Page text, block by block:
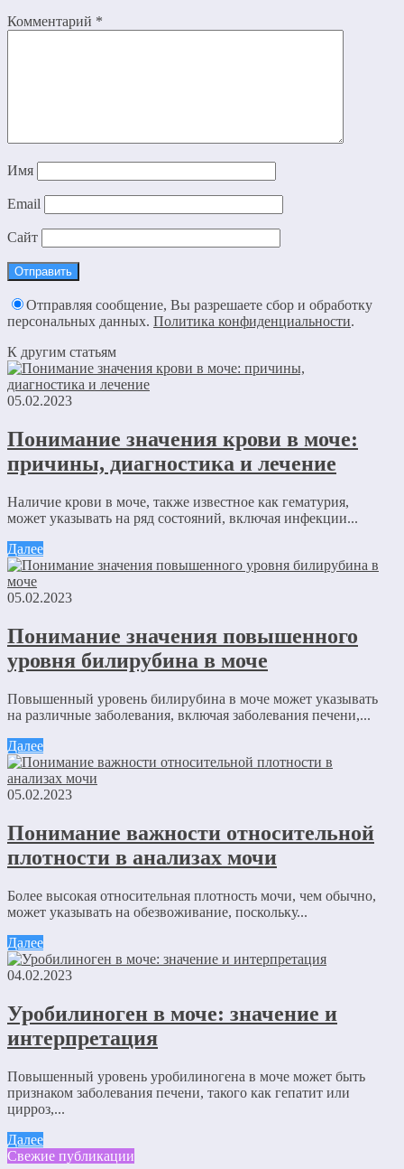
Комментарий *
Имя
Email
Сайт
Отправляя сообщение, Вы разрешаете сбор и обработку
персональных данных. Политика конфиденциальности.
К другим статьям
05.02.2023
Понимание значения крови в моче:
причины, диагностика и лечение
Наличие крови в моче, также известное как гематурия,
может указывать на ряд состояний, включая инфекции...
Далее
05.02.2023
Понимание значения повышенного
уровня билирубина в моче
Повышенный уровень билирубина в моче может указывать
на различные заболевания, включая заболевания печени,...
Далее
05.02.2023
Понимание важности относительной
плотности в анализах мочи
Более высокая относительная плотность мочи, чем обычно,
может указывать на обезвоживание, поскольку...
Далее
04.02.2023
Уробилиноген в моче: значение и
интерпретация
Повышенный уровень уробилиногена в моче может быть
признаком заболевания печени, такого как гепатит или
цирроз,...
Далее
Свежие публикации